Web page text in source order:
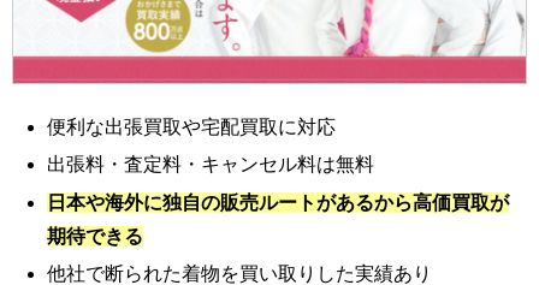
便利な出張買取や宅配買取に対応
出張料・査定料・キャンセル料は無料
日本や海外に独自の販売ルートがあるから高価買取が
期待できる
他社で断られた着物を買い取りした実績あり